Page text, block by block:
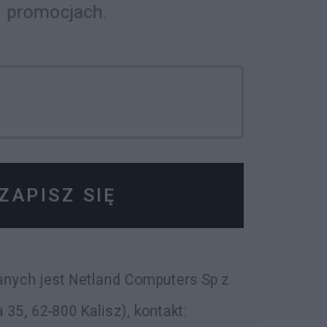
promocjach.
ZAPISZ SIĘ
jest Netland Computers Sp z
35, 62-800 Kalisz), kontakt: